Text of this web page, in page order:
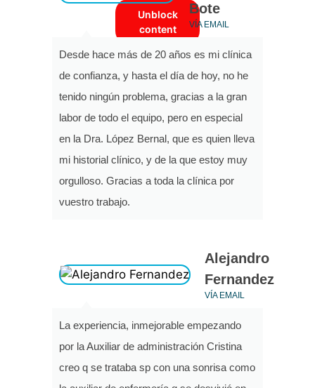
Unblock
content
Accept
required
service and
unblock
content
Desde hace más de 20 años es mi clínica
de confianza, y hasta el día de hoy, no he
tenido ningún problema, gracias a la gran
labor de todo el equipo, pero en especial
en la Dra. López Bernal, que es quien lleva
mi historial clínico, y de la que estoy muy
orgulloso. Gracias a toda la clínica por
vuestro trabajo.
Bote
VÍA EMAIL
La experiencia, inmejorable empezando
por la Auxiliar de administración Cristina
creo q se trataba sp con una sonrisa como
Alejandro
Fernandez
VÍA EMAIL